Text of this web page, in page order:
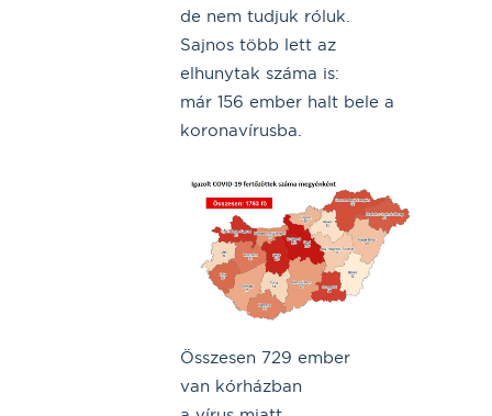
de nem tudjuk róluk.
Sajnos több lett az
elhunytak száma is:
már 156 ember halt bele a
koronavírusba.
Összesen 729 ember
van kórházban